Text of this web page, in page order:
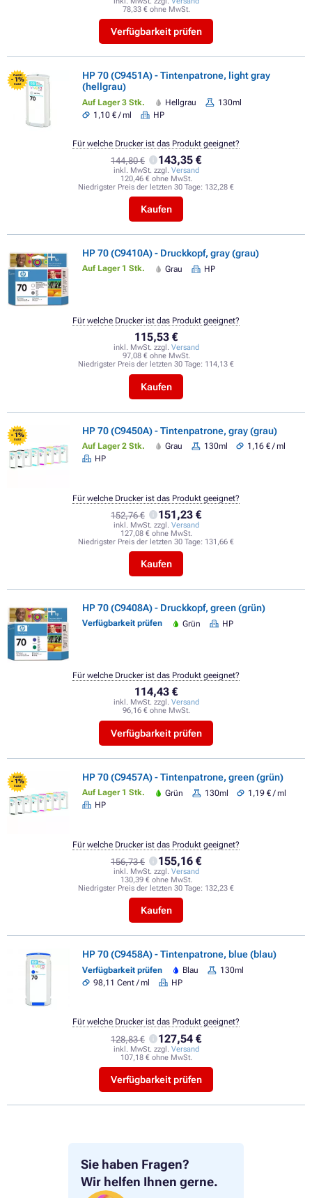
Sie haben Fragen?
Wir helfen Ihnen gerne.
78,33 € ohne MwSt.
Verfügbarkeit prüfen
FLASH
- 1%
SALE
HP 70 (C9451A) - Tintenpatrone, light gray
(hellgrau)
Auf Lager 3 Stk. Hellgrau
130ml
1,10 € / ml
HP
144,80 € 143,35 €
inkl. MwSt. zzgl. Versand
120,46 € ohne MwSt.
Niedrigster Preis der letzten 30 Tage: 132,28 €
Kaufen
Für welche Drucker ist das Produkt geeignet?
HP 70 (C9410A) - Druckkopf, gray (grau)
Auf Lager 1 Stk. Grau HP
115,53 €
inkl. MwSt. zzgl. Versand
97,08 € ohne MwSt.
Niedrigster Preis der letzten 30 Tage: 114,13 €
Kaufen
Für welche Drucker ist das Produkt geeignet?
FLASH
- 1%
SALE
HP 70 (C9450A) - Tintenpatrone, gray (grau)
Auf Lager 2 Stk. Grau 130ml
1,16 € / ml
HP
152,76 € 151,23 €
inkl. MwSt. zzgl. Versand
127,08 € ohne MwSt.
Niedrigster Preis der letzten 30 Tage: 131,66 €
Kaufen
Für welche Drucker ist das Produkt geeignet?
HP 70 (C9408A) - Druckkopf, green (grün)
Verfügbarkeit prüfen Grün HP
114,43 €
inkl. MwSt. zzgl. Versand
96,16 € ohne MwSt.
Verfügbarkeit prüfen
Für welche Drucker ist das Produkt geeignet?
FLASH
- 1%
SALE
HP 70 (C9457A) - Tintenpatrone, green (grün)
Auf Lager 1 Stk. Grün 130ml
1,19 € / ml
HP
156,73 € 155,16 €
inkl. MwSt. zzgl. Versand
130,39 € ohne MwSt.
Niedrigster Preis der letzten 30 Tage: 132,23 €
Kaufen
Für welche Drucker ist das Produkt geeignet?
HP 70 (C9458A) - Tintenpatrone, blue (blau)
Verfügbarkeit prüfen Blau
130ml
98,11 Cent / ml
HP
128,83 € 127,54 €
inkl. MwSt. zzgl. Versand
107,18 € ohne MwSt.
Verfügbarkeit prüfen
Für welche Drucker ist das Produkt geeignet?